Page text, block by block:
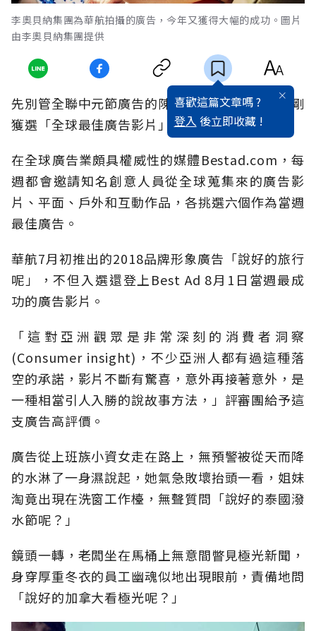
李奧貝納集團為華航拍攝的廣告，今年又獲得大幅的成功。圖片
由李奧貝納集團提供
喜歡這篇文章嗎 ?
登入 後立即收藏 !
先別管全聯中元節廣告的陳文成爭議了，你看過剛
獲選「全球最佳廣告影片」的台灣廣告嗎？
在全球廣告業頗具權威性的媒體Bestad.com，每
週都會邀請知名創意人員從全球蒐集來的廣告影
片、平面、戶外和互動作品，各挑選六個作為當週
最佳廣告。
華航7月初推出的2018品牌形象廣告「說好的旅行
呢」，不但入選還登上Best Ad 8月1日當週最成
功的廣告影片。
「這對亞洲觀眾是非常深刻的消費者洞察
(Consumer insight)，不少亞洲人都有過這種落
空的承諾，影片不斷有驚喜，意外再接著意外，是
一種相當引人入勝的說故事方法，」評審團給予這
支廣告高評價。
廣告從上班族小資女走在路上，無預警被從天而降
的水淋了一身濕說起，她氣急敗壞抬頭一看，姐妹
淘竟出現在洗窗工作檯，無聲質問「說好的泰國潑
水節呢？」
鏡頭一轉，老闆坐在馬桶上無意間瞥見極光新聞，
身穿厚重冬衣的員工幽魂似地出現眼前，責備地問
「說好的加拿大看極光呢？」